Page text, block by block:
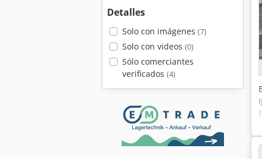
Detalles
Solo con imágenes (7)
Solo con videos (0)
Sólo comerciantes
verificados (4)